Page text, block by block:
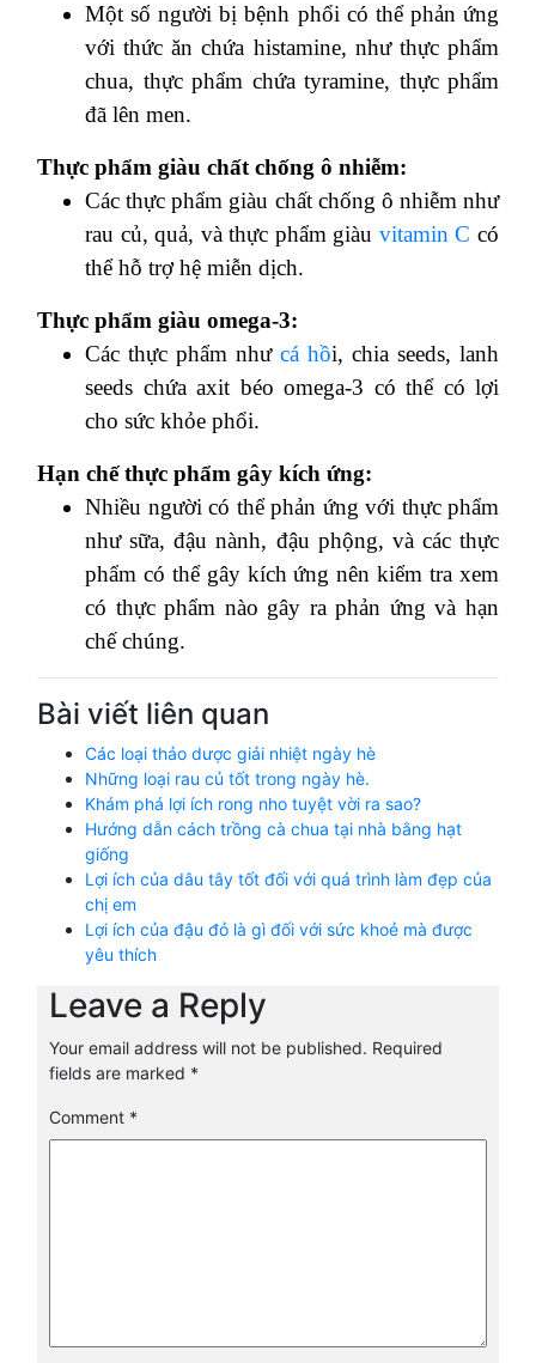
Một số người bị bệnh phổi có thể phản ứng
với thức ăn chứa histamine, như thực phẩm
chua, thực phẩm chứa tyramine, thực phẩm
đã lên men.
Thực phẩm giàu chất chống ô nhiễm:
Các thực phẩm giàu chất chống ô nhiễm như
rau củ, quả, và thực phẩm giàu vitamin C có
thể hỗ trợ hệ miễn dịch.
Thực phẩm giàu omega-3:
Các thực phẩm như cá hồi, chia seeds, lanh
seeds chứa axit béo omega-3 có thể có lợi
cho sức khỏe phổi.
Hạn chế thực phẩm gây kích ứng:
Nhiều người có thể phản ứng với thực phẩm
như sữa, đậu nành, đậu phộng, và các thực
phẩm có thể gây kích ứng nên kiểm tra xem
có thực phẩm nào gây ra phản ứng và hạn
chế chúng.
Bài viết liên quan
Các loại thảo dược giải nhiệt ngày hè
Những loại rau củ tốt trong ngày hè.
Khám phá lợi ích rong nho tuyệt vời ra sao?
Hướng dẫn cách trồng cà chua tại nhà bằng hạt
giống
Lợi ích của dâu tây tốt đối với quá trình làm đẹp của
chị em
Lợi ích của đậu đỏ là gì đối với sức khoẻ mà được
yêu thích
Leave a Reply
Your email address will not be published. Required
fields are marked *
Comment *